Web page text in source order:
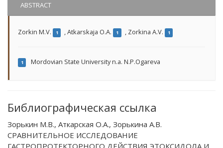
ABSTRACT
Zorkin M.V. 1 ,Atkarskaja O.A. 1 , Zorkina A.V. 1
1 Mordovian State University n.a. N.P.Ogareva
Библиографическая ссылка
Зорькин М.В., Аткарская О.А., Зорькина А.В.
СРАВНИТЕЛЬНОЕ ИССЛЕДОВАНИЕ
ГАСТРОПРОТЕКТОРНОГО ДЕЙСТВИЯ ЭТОКСИДОЛА И